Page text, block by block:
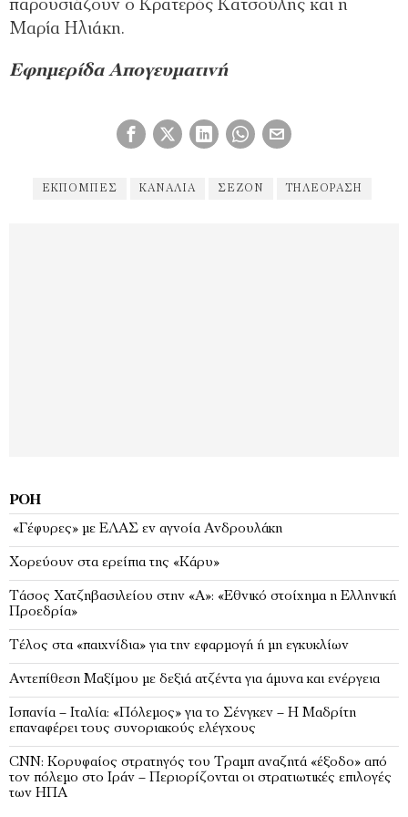
παρουσιάζουν ο Κρατερός Κατσούλης και η
Μαρία Ηλιάκη.
Εφημερίδα Απογευματινή
ΕΚΠΟΜΠΈΣ ΚΑΝΆΛΙΑ ΣΕΖΌΝ ΤΗΛΕΌΡΑΣΗ
ΡΟΉ
«Γέφυρες» με ΕΛΑΣ εν αγνοία Ανδρουλάκη
Χορεύουν στα ερείπια της «Κάρυ»
Τάσος Χατζηβασιλείου στην «Α»: «Εθνικό στοίχημα η Ελληνική
Προεδρία»
Τέλος στα «παιχνίδια» για την εφαρμογή ή μη εγκυκλίων
Αντεπίθεση Μαξίμου με δεξιά ατζέντα για άμυνα και ενέργεια
Ισπανία – Ιταλία: «Πόλεμος» για το Σένγκεν – Η Μαδρίτη
επαναφέρει τους συνοριακούς ελέγχους
CNN: Κορυφαίος στρατηγός του Τραμπ αναζητά «έξοδο» από
τον πόλεμο στο Ιράν – Περιορίζονται οι στρατιωτικές επιλογές
των ΗΠΑ